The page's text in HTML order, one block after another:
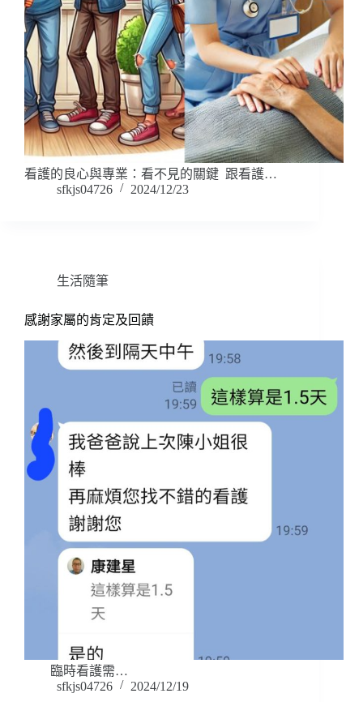
看護的良心與專業：看不見的關鍵 跟看護…
sfkjs04726
2024/12/23
生活隨筆
感謝家屬的肯定及回饋
臨時看護需…
sfkjs04726
2024/12/19